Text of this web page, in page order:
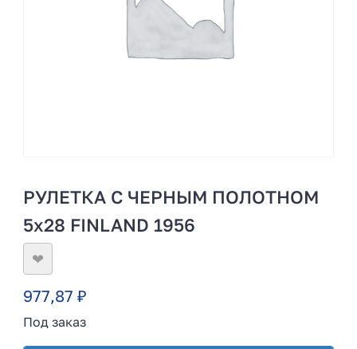
РУЛЕТКА С ЧЕРНЫМ ПОЛОТНОМ
5х28 FINLAND 1956
❤
977,87 ₽
Под заказ